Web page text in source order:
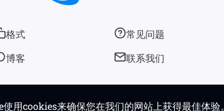
用cookies来确保您在我们的网站上获得最佳体验。
格式
博客
常见问题
联系我们
© 2026convertfree.com版权所有